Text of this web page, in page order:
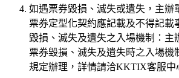
如遇票券毀損、滅失或遺失，主辦
票券定型化契約應記載及不得記載
毀損、滅失及遺失之入場機制：主
票券毀損、滅失及遺失時之入場機
規定辦理，詳情請洽KKTIX客服中